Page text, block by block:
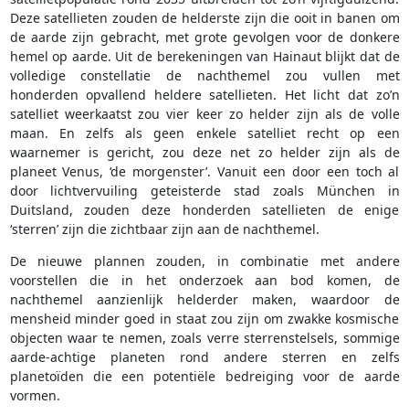
Deze satellieten zouden de helderste zijn die ooit in banen om
de aarde zijn gebracht, met grote gevolgen voor de donkere
hemel op aarde. Uit de berekeningen van Hainaut blijkt dat de
volledige constellatie de nachthemel zou vullen met
honderden opvallend heldere satellieten. Het licht dat zo’n
satelliet weerkaatst zou vier keer zo helder zijn als de volle
maan. En zelfs als geen enkele satelliet recht op een
waarnemer is gericht, zou deze net zo helder zijn als de
planeet Venus, ‘de morgenster’. Vanuit een door een toch al
door lichtvervuiling geteisterde stad zoals München in
Duitsland, zouden deze honderden satellieten de enige
‘sterren’ zijn die zichtbaar zijn aan de nachthemel.
De nieuwe plannen zouden, in combinatie met andere
voorstellen die in het onderzoek aan bod komen, de
nachthemel aanzienlijk helderder maken, waardoor de
mensheid minder goed in staat zou zijn om zwakke kosmische
objecten waar te nemen, zoals verre sterrenstelsels, sommige
aarde-achtige planeten rond andere sterren en zelfs
planetoïden die een potentiële bedreiging voor de aarde
vormen.